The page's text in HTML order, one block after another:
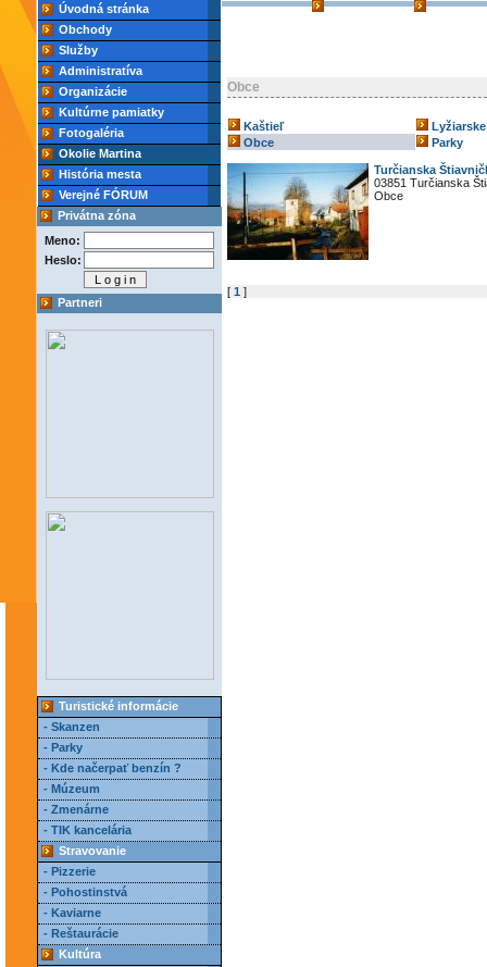
Úvodná stránka
Obchody
Služby
Administratíva
Organizácie
Kultúrne pamiatky
Fotogaléria
Okolie Martina
História mesta
Verejné FÓRUM
Privátna zóna
Meno:
Heslo:
Partneri
Turistické informácie
- Skanzen
- Parky
- Kde načerpať benzín ?
- Múzeum
- Zmenárne
- TIK kancelária
Stravovanie
- Pizzerie
- Pohostinstvá
- Kaviarne
- Reštaurácie
Kultúra
Obce
Kaštieľ
Obce
Parky
Turčianska
03851 Turčianska
Obce
[ 1 ]